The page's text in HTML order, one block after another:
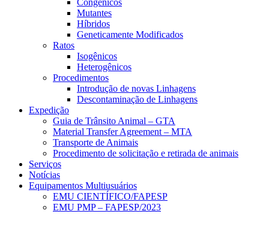
Congênicos
Mutantes
Híbridos
Geneticamente Modificados
Ratos
Isogênicos
Heterogênicos
Procedimentos
Introdução de novas Linhagens
Descontaminação de Linhagens
Expedição
Guia de Trânsito Animal – GTA
Material Transfer Agreement – MTA
Transporte de Animais
Procedimento de solicitação e retirada de animais
Serviços
Notícias
Equipamentos Multiusuários
EMU CIENTÍFICO/FAPESP
EMU PMP – FAPESP/2023